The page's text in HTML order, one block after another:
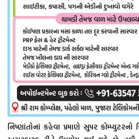
નિષ્ણાંતોનાં કહેવા પ્રમાણે સુપર કોમ્પ્યુટરનો